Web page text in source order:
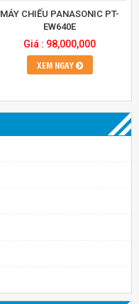
MÁY CHIẾU PANASONIC PT-
EW640E
Giá : 98,000,000
XEM NGAY